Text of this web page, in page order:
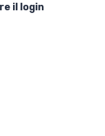
il login